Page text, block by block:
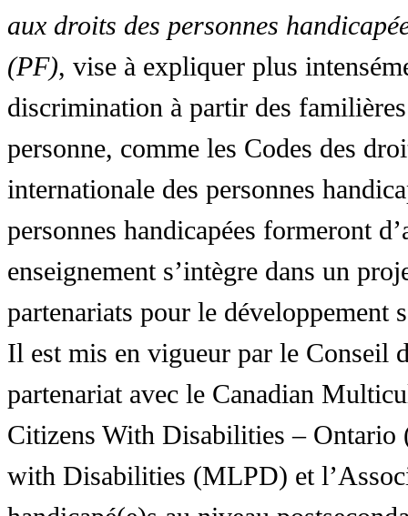
aux droits des personnes
(PF), vise à expliquer plus
discrimination à partir des
personne, comme les Codes des
internationale des personnes
personnes handicapées formeront
enseignement s’intègre dans un
partenariats pour le développement
Il est mis en vigueur par le Conseil
partenariat avec le Canadian
Citizens With Disabilities – Ontario
with Disabilities (MLPD) et